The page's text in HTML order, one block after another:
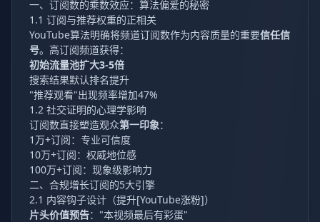
一、订阅数的乘数效应：算法偏爱的秘密
1.1 订阅与推荐权重的正相关
YouTube算法明确将频道订阅数作为内容质量的重要信任信
号。高订阅频道获得：
初始流量池扩大3-5倍
搜索结果默认排名提升
"推荐观看"出现频率增加47%
1.2 社交证明的心理学影响
订阅数直接塑造观众第一印象：
1万+订阅：专业可信度
10万+订阅：权威地位感
100万+订阅：现象级影响力
二、合规增长订阅的5大引擎
2.1 内容钩子设计（提升[YouTube涨粉]）
片头价值预告："本视频最后有彩蛋"